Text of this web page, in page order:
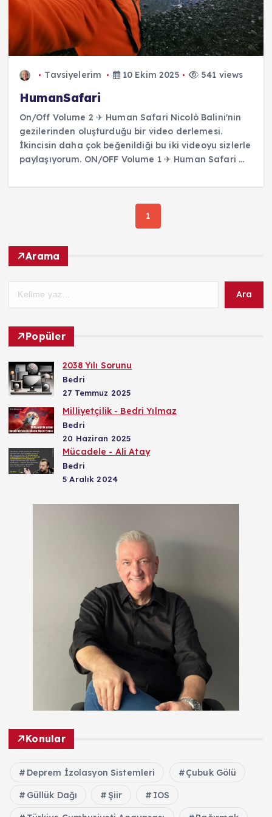
Tavsiyelerim 10 Ekim 2025 541 views
HumanSafari
On/Off Volume 2 ✈ Human Safari Nicolò Balini'nin
gezilerinden oluşturduğu bir video derlemesi.
İkincisin daha çok beğenildiği bu iki videoyu sizlerle
paylaşıyorum. ON/OFF Volume 1 ✈ Human Safari ...
1
Arama
Ara
Popüler
2038 Yılı Sorunu
Bedri
27 Temmuz 2025
Milliyetçilik - Bedri Yılmaz
Bedri
20 Haziran 2025
Mücadele - Ali Atay
Bedri
5 Aralık 2024
Konular
Deprem İzolasyon Sistemleri Çubuk Gölü
Güllük Dağı Şiir IOS